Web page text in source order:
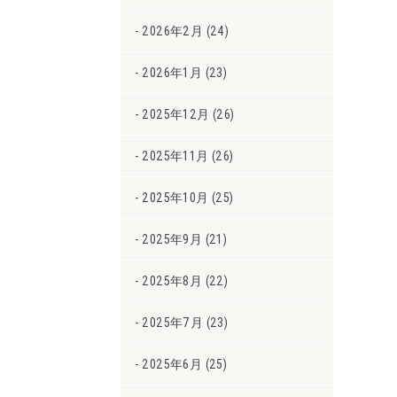
2026年2月 (24)
2026年1月 (23)
2025年12月 (26)
2025年11月 (26)
2025年10月 (25)
2025年9月 (21)
2025年8月 (22)
2025年7月 (23)
2025年6月 (25)